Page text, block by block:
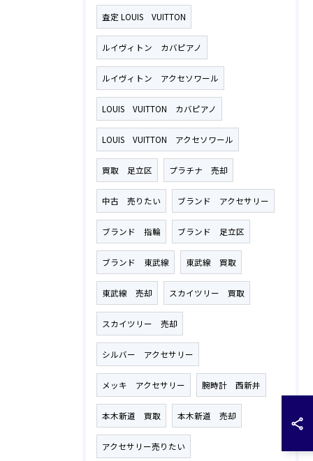
査定 LOUIS VUITTON
ルイヴィトン カバピアノ
ルイヴィトン アクセソワール
LOUIS VUITTON カバピアノ
LOUIS VUITTON アクセソワール
買取 足立区 プラチナ 売却
中古 売りたい ブランド アクセサリー
ブランド 指輪 ブランド 足立区
ブランド 東武線 東武線 買取
東武線 売却 スカイツリー 買取
スカイツリー 売却
シルバー アクセサリー
メッキ アクセサリー 腕時計 西新井
本木新道 買取 本木新道 売却
アクセサリー売りたい